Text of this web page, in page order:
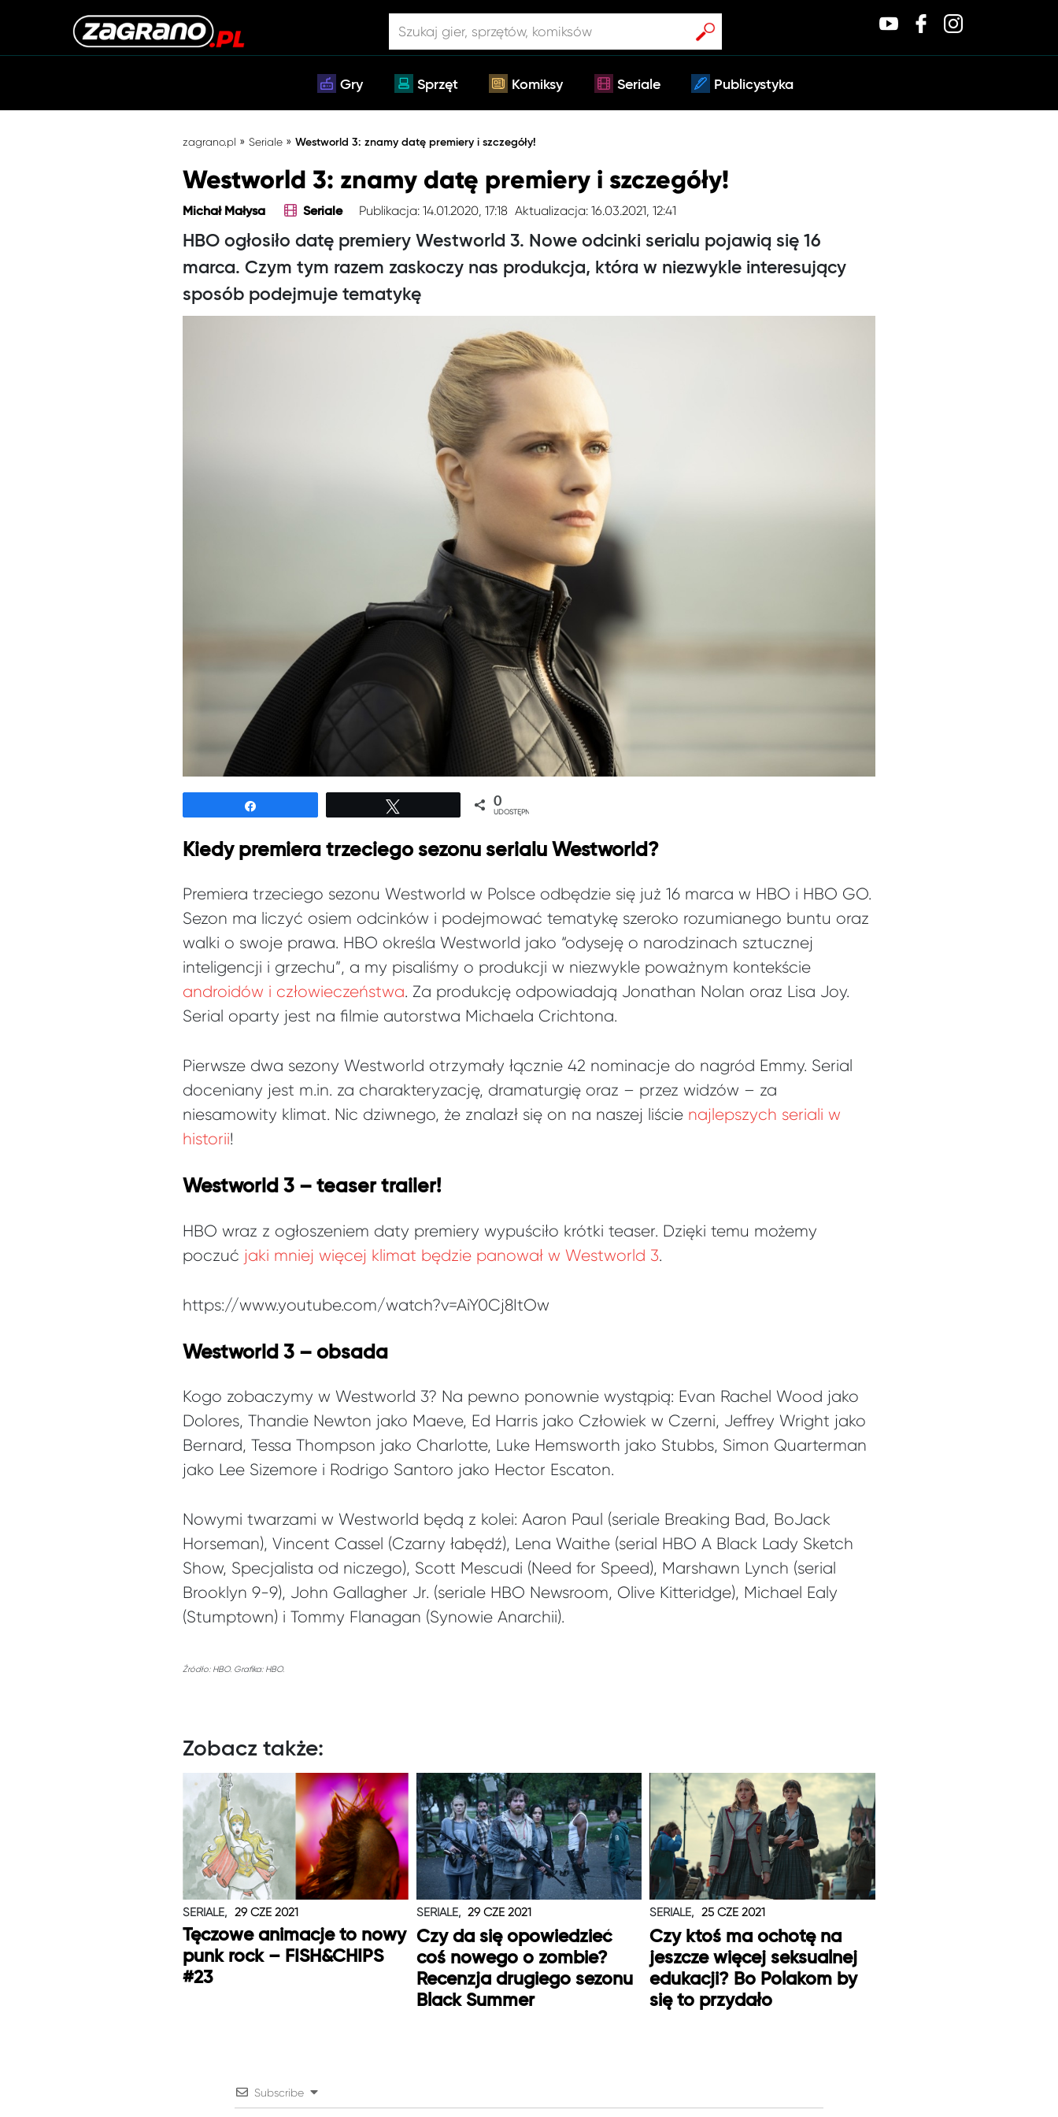
Gry Sprzęt Komiksy Seriale Publicystyka
zagrano.pl » Seriale » Westworld 3: znamy datę premiery i szczegóły!
Westworld 3: znamy datę premiery i szczegóły!
Michał Małysa Seriale Publikacja: 14.01.2020, 17:18 Aktualizacja: 16.03.2021, 12:41
HBO ogłosiło datę premiery Westworld 3. Nowe odcinki serialu pojawią się 16
marca. Czym tym razem zaskoczy nas produkcja, która w niezwykle interesujący
sposób podejmuje tematykę
0
UDOSTĘPNIEŃ
Kiedy premiera trzeciego sezonu serialu Westworld?
Premiera trzeciego sezonu Westworld w Polsce odbędzie się już 16 marca w HBO i HBO GO.
Sezon ma liczyć osiem odcinków i podejmować tematykę szeroko rozumianego buntu oraz
walki o swoje prawa. HBO określa Westworld jako “odyseję o narodzinach sztucznej
inteligencji i grzechu”, a my pisaliśmy o produkcji w niezwykle poważnym kontekście
androidów i człowieczeństwa. Za produkcję odpowiadają Jonathan Nolan oraz Lisa Joy.
Serial oparty jest na filmie autorstwa Michaela Crichtona.
Pierwsze dwa sezony Westworld otrzymały łącznie 42 nominacje do nagród Emmy. Serial
doceniany jest m.in. za charakteryzację, dramaturgię oraz – przez widzów – za
niesamowity klimat. Nic dziwnego, że znalazł się on na naszej liście najlepszych seriali w
historii!
Westworld 3 – teaser trailer!
HBO wraz z ogłoszeniem daty premiery wypuściło krótki teaser. Dzięki temu możemy
poczuć jaki mniej więcej klimat będzie panował w Westworld 3.
https://www.youtube.com/watch?v=AiY0Cj8ItOw
Westworld 3 – obsada
Kogo zobaczymy w Westworld 3? Na pewno ponownie wystąpią: Evan Rachel Wood jako
Dolores, Thandie Newton jako Maeve, Ed Harris jako Człowiek w Czerni, Jeffrey Wright jako
Bernard, Tessa Thompson jako Charlotte, Luke Hemsworth jako Stubbs, Simon Quarterman
jako Lee Sizemore i Rodrigo Santoro jako Hector Escaton.
Nowymi twarzami w Westworld będą z kolei: Aaron Paul (seriale Breaking Bad, BoJack
Horseman), Vincent Cassel (Czarny łabędź), Lena Waithe (serial HBO A Black Lady Sketch
Show, Specjalista od niczego), Scott Mescudi (Need for Speed), Marshawn Lynch (serial
Brooklyn 9-9), John Gallagher Jr. (seriale HBO Newsroom, Olive Kitteridge), Michael Ealy
(Stumptown) i Tommy Flanagan (Synowie Anarchii).
Źródło: HBO. Grafika: HBO.
Zobacz także:
SERIALE, 29 CZE 2021
Tęczowe animacje to nowy
punk rock – FISH&CHIPS
#23
SERIALE, 29 CZE 2021
Czy da się opowiedzieć
coś nowego o zombie?
Recenzja drugiego sezonu
Black Summer
SERIALE, 25 CZE 2021
Czy ktoś ma ochotę na
jeszcze więcej seksualnej
edukacji? Bo Polakom by
się to przydało
Subscribe